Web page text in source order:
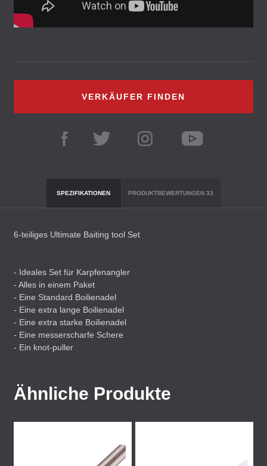
VERKÄUFER FINDEN
SPEZIFIKATIONEN PRODUKTBEWERTUNGEN33
6-teiliges Ultimate Baiting tool Set
- Ideales Set für Karpfenangler
- Alles in einem Paket
- Eine Standard Boilienadel
- Eine extra lange Boilienadel
- Eine extra starke Boilienadel
- Eine messerscharfe Schere
- Ein knot-puller
Ähnliche Produkte